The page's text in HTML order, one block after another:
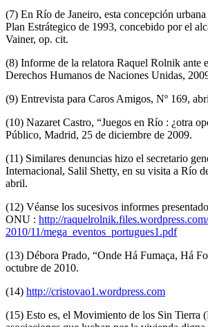
(7) En Río de Janeiro, esta concepción
Plan Estrátegico de 1993, concebido por el
Vainer, op. cit.
(8) Informe de la relatora Raquel Rolnik ante
Derechos Humanos de Naciones Unidas,
(9) Entrevista para Caros Amigos, Nº 169,
(10) Nazaret Castro, “Juegos en Río : ¿otra
Público, Madrid, 25 de diciembre de 2009.
(11) Similares denuncias hizo el secretario
Internacional, Salil Shetty, en su visita a Río
abril.
(12) Véanse los sucesivos informes
ONU : http://raquelrolnik.files.wordpress.com/
2010/11/mega_eventos_portugues1.pdf
(13) Débora Prado, “Onde Há Fumaça, Há
octubre de 2010.
(14) http://cristovao1.wordpress.com
(15) Esto es, el Movimiento de los Sin Tierra